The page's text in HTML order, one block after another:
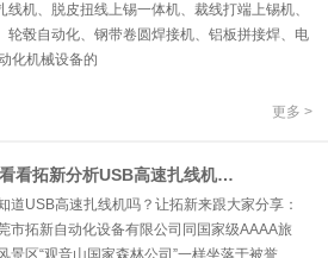
机、脱皮扭线上锡一体机、裁线打端上锡机、
轮毂自动化、钢带卷圆焊接机、铝板拼接焊、电
化机械设备的
更多 >
来看看拓新分析USB高速扎线机的的调速方式
道USB高速扎线机吗？让拓新来跟大家分享：
市拓新自动化设备有限公司同国家级AAAA旅
景区“观音山国家森林公司”一样坐落于被誉